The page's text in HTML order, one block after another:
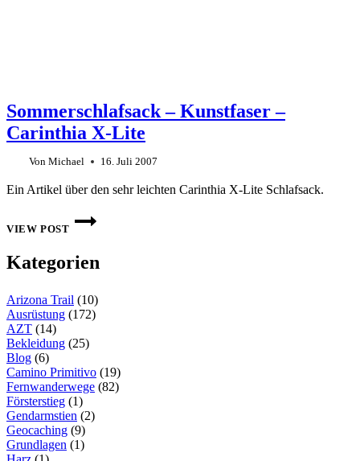
Sommerschlafsack – Kunstfaser –
Carinthia X-Lite
Von Michael 16. Juli 2007
Ein Artikel über den sehr leichten Carinthia X-Lite Schlafsack.
VIEW POST
SOMMERSCHLAFSACK
–
CARINTHIA
Kategorien
Arizona Trail (10)
Ausrüstung (172)
AZT (14)
Bekleidung (25)
Blog (6)
Camino Primitivo (19)
Fernwanderwege (82)
Försterstieg (1)
Gendarmstien (2)
Geocaching (9)
Grundlagen (1)